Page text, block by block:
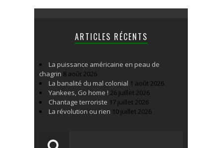
ARTICLES RÉCENTS
La puissance américaine en peau de
chagrin 8 août 2026
La banalité du mal colonial 1 août 2026
Yankees, Go home ! 26 juillet 2026
Chantage terroriste 17 juillet 2026
La révolution ou rien 10 juillet 2026